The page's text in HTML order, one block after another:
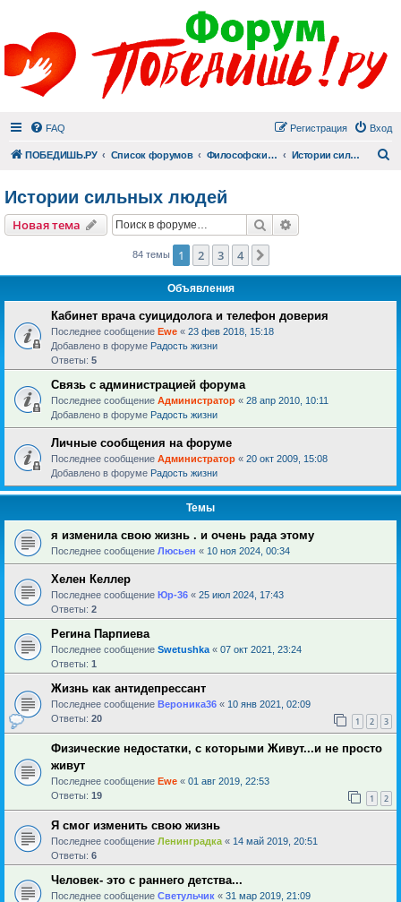
FAQ Вход
Регистрация
ПОБЕДИШЬ.РУ Список форумов Философский раздел Истории сильных людей
Истории сильных людей
Новая тема Поиск
84 темы 1 2 3 4
Объявления
Кабинет врача суицидолога и телефон доверия
Последнее сообщение Ewe « 23 фев 2018, 15:18
Добавлено в форуме Радость жизни
Ответы: 5
Связь с администрацией форума
Последнее сообщение Администратор « 28 апр 2010, 10:11
Добавлено в форуме Радость жизни
Личные сообщения на форуме
Последнее сообщение Администратор « 20 окт 2009, 15:08
Добавлено в форуме Радость жизни
Темы
я изменила свою жизнь . и очень рада этому
Последнее сообщение Люсьен « 10 ноя 2024, 00:34
Хелен Келлер
Последнее сообщение Юр-36 « 25 июл 2024, 17:43
Ответы: 2
Регина Парпиева
Последнее сообщение Swetushka « 07 окт 2021, 23:24
Ответы: 1
Жизнь как антидепрессант
Последнее сообщение Вероника36 « 10 янв 2021, 02:09
Ответы: 20 1 2 3
Физические недостатки, с которыми Живут...и не просто
живут
Последнее сообщение Ewe « 01 авг 2019, 22:53
Ответы: 19 1 2
Я смог изменить свою жизнь
Последнее сообщение Ленинградка « 14 май 2019, 20:51
Ответы: 6
Человек- это с раннего детства...
Последнее сообщение Светульчик « 31 мар 2019, 21:09